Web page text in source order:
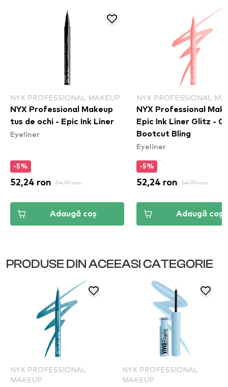
NYX PROFESSIONAL MAKEUP
NYX Professional Makeup
tus de ochi - Epic Ink Liner
Eyeliner
-5%
52,24 ron 54,99 ron
Adaugă coș
NYX PROFESSIONAL
NYX Professional
Epic Ink Liner Glitz -
Bootcut Bling
Eyeliner
-5%
52,24 ron 54,99 ron
Adaugă coș
PRODUSE DIN ACEEASI CATEGORIE
NYX PROFESSIONAL
MAKEUP
NYX PROFESSIONAL
MAKEUP